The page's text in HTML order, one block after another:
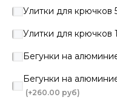
Улитки для крючков
Улитки для крючков
Бегунки на
Бегунки на
(+260.00 руб)